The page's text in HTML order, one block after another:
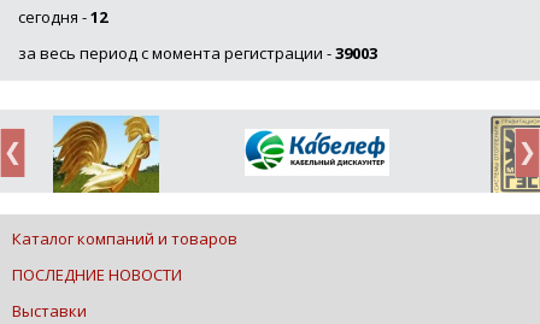
сегодня -12
за весь период с момента регистрации -39003
Каталог компаний и товаров
ПОСЛЕДНИЕ НОВОСТИ
Выставки